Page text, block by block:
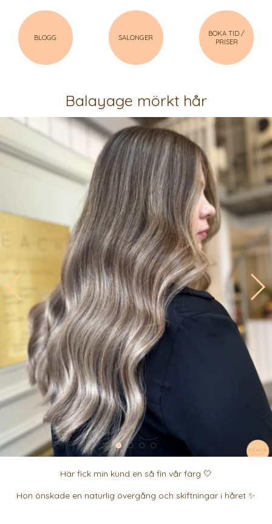
BLOGG SALONGER
BOKA TID /
PRISER
Balayage mörkt hår
Här fick min kund en så fin vår färg 🤍
Hon önskade en naturlig övergång och skiftningar i håret ✨